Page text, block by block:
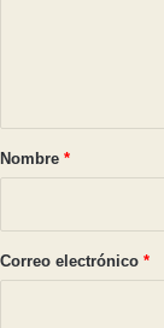
r
*
Nombre *
Correo electrónico *